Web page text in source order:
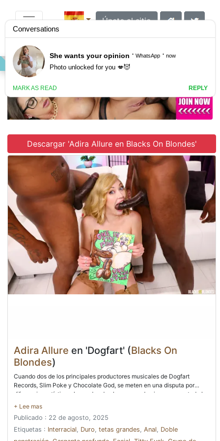
Únete al sitio
VIDEO GALLERY
Descargar 'Adira Allure en Blacks On Blondes'
Adira Allure en 'Dogfart' (Blacks On
Blondes)
Cuando dos de los principales productores musicales de Dogfart
Records, Slim Poke y Chocolate God, se meten en una disputa por
diferencias artísticas, las ondas de choque pueden impregnar a toda la
compañía. Adira Allure es solo una empleada allí, pero entiende la
propia empresa. Tuvo algunos de los mayores éxitos que la compañía
había producido. Era imperativo que se hiciera algo. Adira se dio cuenta
rápidamente de que tenían más en común de lo que habían pensado
Publicado : 22 de agosto, 2025
Etiquetas : Interracial, Duro, tetas grandes, Anal, Doble